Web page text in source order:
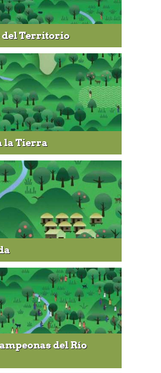
del Territorio
la Tierra
del Río